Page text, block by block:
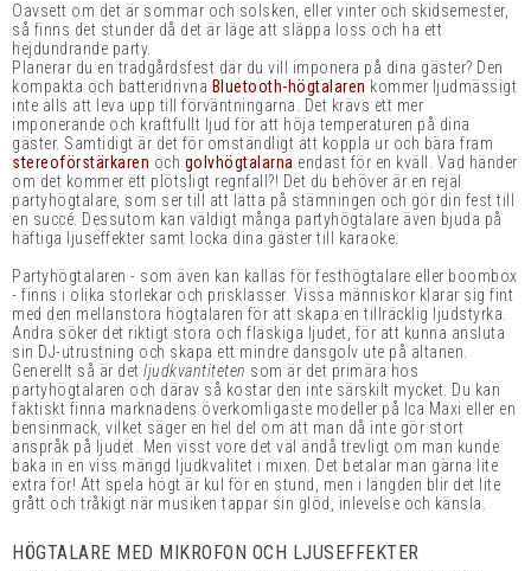
Oavsett om det är sommar och solsken, eller vinter och skidsemester,
så finns det stunder då det är läge att släppa loss och ha ett
hejdundrande party.
Planerar du en trädgårdsfest där du vill imponera på dina gäster? Den
kompakta och batteridrivna Bluetooth-högtalaren kommer ljudmässigt
inte alls att leva upp till förväntningarna. Det krävs ett mer
imponerande och kraftfullt ljud för att höja temperaturen på dina
gäster. Samtidigt är det för omständligt att koppla ur och bära fram
stereoförstärkaren och golvhögtalarna endast för en kväll. Vad händer
om det kommer ett plötsligt regnfall?! Det du behöver är en rejäl
partyhögtalare, som ser till att lätta på stämningen och gör din fest till
en succé. Dessutom kan väldigt många partyhögtalare även bjuda på
häftiga ljuseffekter samt locka dina gäster till karaoke.
Partyhögtalaren - som även kan kallas för festhögtalare eller boombox
- finns i olika storlekar och prisklasser. Vissa människor klarar sig fint
med den mellanstora högtalaren för att skapa en tillräcklig ljudstyrka.
Andra söker det riktigt stora och fläskiga ljudet, för att kunna ansluta
sin DJ-utrustning och skapa ett mindre dansgolv ute på altanen.
Generellt så är det ljudkvantiteten som är det primära hos
partyhögtalaren och därav så kostar den inte särskilt mycket. Du kan
faktiskt finna marknadens överkomligaste modeller på Ica Maxi eller en
bensinmack, vilket säger en hel del om att man då inte gör stort
anspråk på ljudet. Men visst vore det väl ändå trevligt om man kunde
baka in en viss mängd ljudkvalitet i mixen. Det betalar man gärna lite
extra för! Att spela högt är kul för en stund, men i längden blir det lite
grått och tråkigt när musiken tappar sin glöd, inlevelse och känsla.
HÖGTALARE MED MIKROFON OCH LJUSEFFEKTER